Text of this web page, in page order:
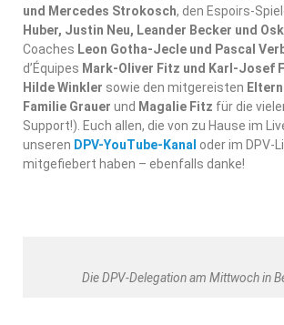
und Mercedes Strokosch, den Espoirs-
Huber, Justin Neu, Leander Becker und
Coaches Leon Gotha-Jecle und Pascal
d’Équipes Mark-Oliver Fitz und Karl-Josef
Hilde Winkler sowie den mitgereisten Eltern
Familie Grauer und Magalie Fitz für die
Support!). Euch allen, die von zu Hause im
unseren DPV-YouTube-Kanal oder im DPV-
mitgefiebert haben – ebenfalls danke!
Die DPV-Delegation am Mittwoch in